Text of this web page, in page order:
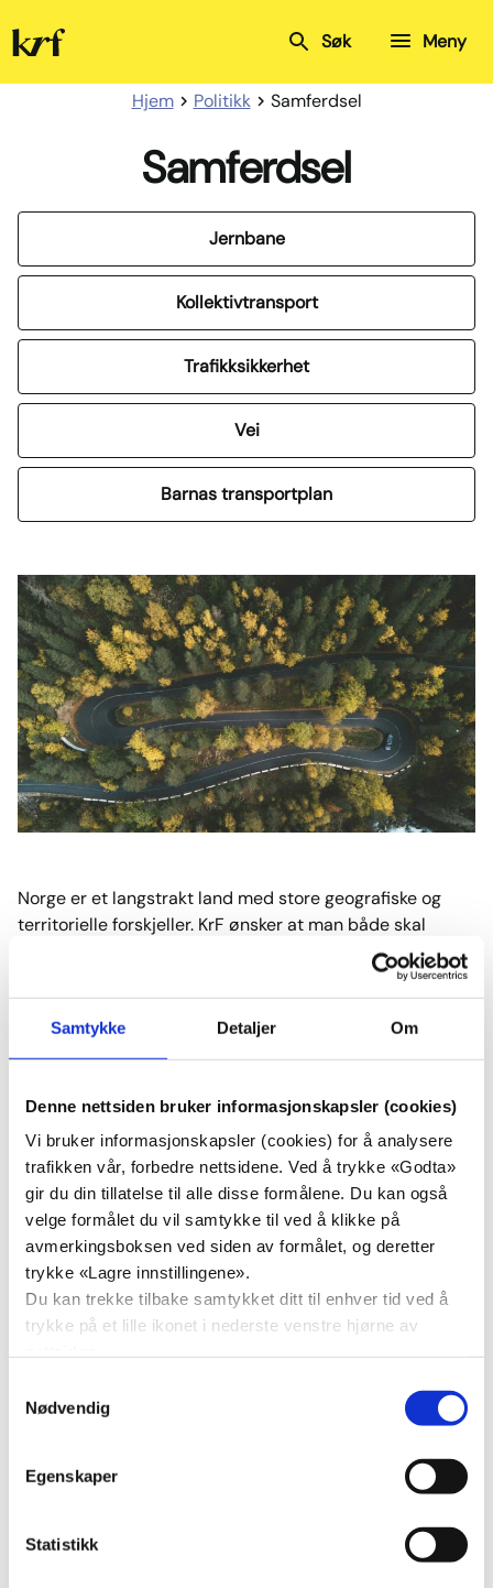
Samtykke Detaljer Om
Denne nettsiden bruker informasjonskapsler (cookies)
Vi bruker informasjonskapsler (cookies) for å analysere
trafikken vår, forbedre nettsidene. Ved å trykke «Godta»
gir du din tillatelse til alle disse formålene. Du kan også
velge formålet du vil samtykke til ved å klikke på
avmerkingsboksen ved siden av formålet, og deretter
trykke «Lagre innstillingene».
Du kan trekke tilbake samtykket ditt til enhver tid ved å
trykke på et lille ikonet i nederste venstre hjørne av
Nødvendig
Egenskaper
Statistikk
Kristelig
Folkeparti Meny
Søk
Hjem Politikk Samferdsel
Samferdsel
Jernbane
Kollektivtransport
Trafikksikkerhet
Vei
Barnas transportplan
Norge er et langstrakt land med store geografiske og
territorielle forskjeller. KrF ønsker at man både skal
kunne bosette seg og drive bedrifter over hele landet
uten for store avstandsulemper. Dette forutsetter gode
transportmuligheter i både by og distrikt. God
samferdsel gjør det mulig å produsere varer over hele
landet og sikrer at varene kommer frem til markedene.
transportsikkerhet. Nullvisjonen for dødsfall i trafikken er
et viktig mål, og skal etterstrebes i alle ledd av
samferdselssektoren.
Samferdselspolitikken til KrF handler om trygghet. Det
skal være trygt for barn, familier og enkeltpersoner å
ferdes i trafikken, og veinettet skal skape trygghet for
næringslivet over hele landet.
Transportsektoren står for en vesentlig del av Norges
grønn omstilling. Staten skal gjøre det enklere å velge
grønne transportmidler slik at utslippene reduseres uten
KrF vil:
avstandsulempene med gode og fremtidsrettede